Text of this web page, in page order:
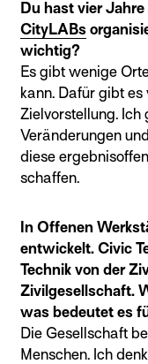
Du hast vier
CityLABs
wichtig?
Es gibt wenige
kann. Dafür gibt
Zielvorstellung. Ich
Veränderungen
diese
schaffen.
In Offenen
entwickelt. Civic
Technik von der
Zivilgesellschaft.
was bedeutet es
Die Gesellschaft
Menschen. Ich